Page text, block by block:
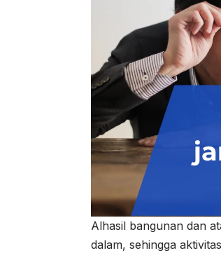
Alhasil bangunan dan
dalam, sehingga